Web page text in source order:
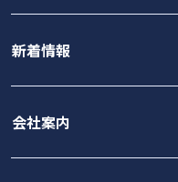
新着情報
会社案内